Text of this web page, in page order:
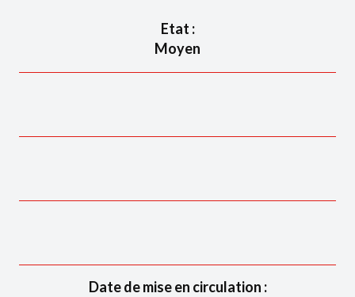
Etat :
Moyen
Date de mise en circulation :